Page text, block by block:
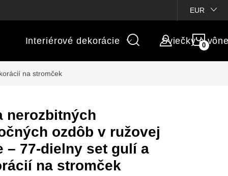
Vlastné popisy produktov
EUR
Interiérové dekorácie Sviečky a
na stromček
nerozbitných
ozdôb v ružovej
– 77-dielny set gulí a
na stromček